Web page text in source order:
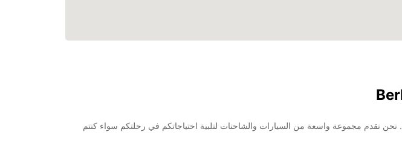
اكتشفوا خدمات تأجير السيارات والشاحنات في برلين محطة السكك الحديدية الرئيسية مع Europcar. نحن نقدم مجموعة واسعة من السيارات والشاحنات لتلبية احتياجاتكم في رحلتكم سواء كنتم